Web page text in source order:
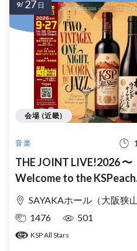
音楽
THE JOINT LIVE!2026 〜
Welcome to the KSPeach
JAM!〜
SAYAKAホール（大阪狭山市文化会館）
1476
501
KSP All Stars
会場 (近畿)
9/ 27 日